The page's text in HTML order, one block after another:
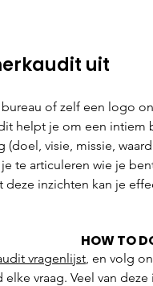
uit
of zelf een logo
helpt je om een
(doel, visie, missie,
te articuleren wie je
inzichten kan je
HOW TO
vragenlijst , en volg
vraag. Veel van